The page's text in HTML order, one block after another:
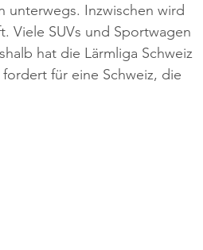
unterwegs. Inzwischen wird
Viele SUVs und Sportwagen
hat die Lärmliga Schweiz
für eine Schweiz, die